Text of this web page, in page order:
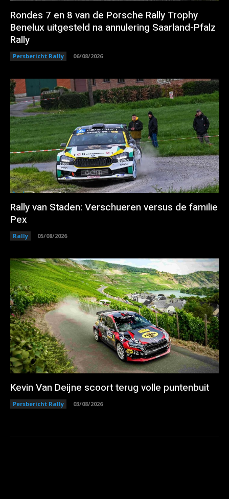
Rondes 7 en 8 van de Porsche Rally Trophy
Benelux uitgesteld na annulering Saarland-Pfalz
Rally
Persbericht Rally 06/08/2026
Rally van Staden: Verschueren versus de familie
Pex
Rally 05/08/2026
Kevin Van Deijne scoort terug volle puntenbuit
Persbericht Rally 03/08/2026